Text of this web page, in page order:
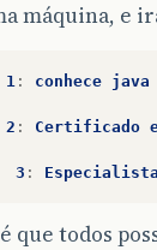
máquina, e
1 : conhece java
2 : Certificado
3 : Especialista
que todos